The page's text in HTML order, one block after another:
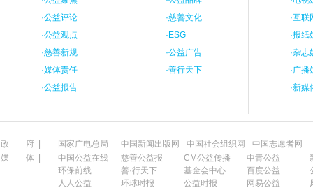
·公益评论
·公益观点
·慈善新规
·媒体责任
·公益报告
·慈善文化
· ESG
·公益广告
·善行天下
·互联
·报纸
·杂志
·广播
·新媒
政 府 | 国家广电总局 中国新闻出版网 中国社会组织网
中国志愿者网
媒 体 |
中国公益在线 慈善公益报 CM公益传播 中青公益
环保前线
善·行天下 基金会中心 百度公益
人人公益
环球时报 公益时报 网易公益